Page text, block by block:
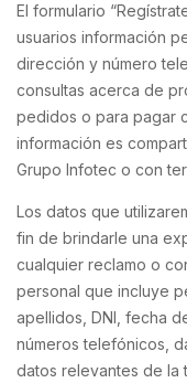
El formulario
usuarios información
dirección y número
consultas acerca de
pedidos o para pagar
información es
Grupo Infotec o con
Los datos que
fin de brindarle una
cualquier reclamo o
personal que incluye
apellidos, DNI, fecha
números telefónicos,
datos relevantes de la